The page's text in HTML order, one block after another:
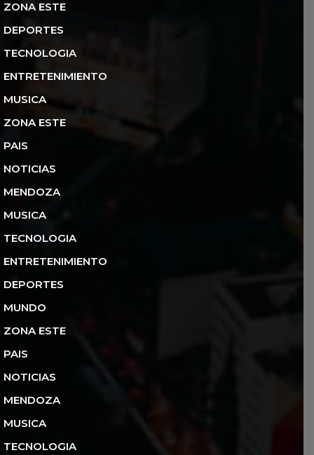
ZONA ESTE
DEPORTES
TECNOLOGIA
ENTRETENIMIENTO
MUSICA
ZONA ESTE
PAIS
NOTICIAS
MENDOZA
MUSICA
TECNOLOGIA
ENTRETENIMIENTO
DEPORTES
MUNDO
ZONA ESTE
PAIS
NOTICIAS
MENDOZA
MUSICA
TECNOLOGIA